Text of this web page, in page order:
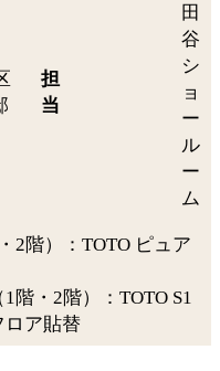
担
当
田
谷
シ
ョ
ー
ル
ー
ム
2階）：TOTO ピュア
階・2階）：TOTO S1
ロア貼替